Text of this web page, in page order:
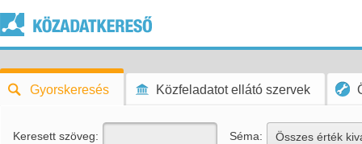
Gyorskeresés Közfeladatot ellátó szervek
Keresett szöveg: Séma: Összes érték